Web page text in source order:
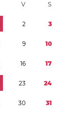
V S
2 3
9 10
16 17
23 24
30 31